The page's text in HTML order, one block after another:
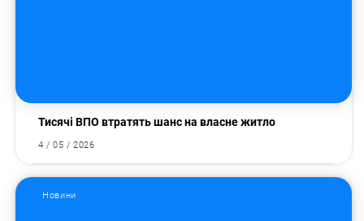
Тисячі ВПО втратять шанс на власне житло
4 / 05 / 2026
Новини